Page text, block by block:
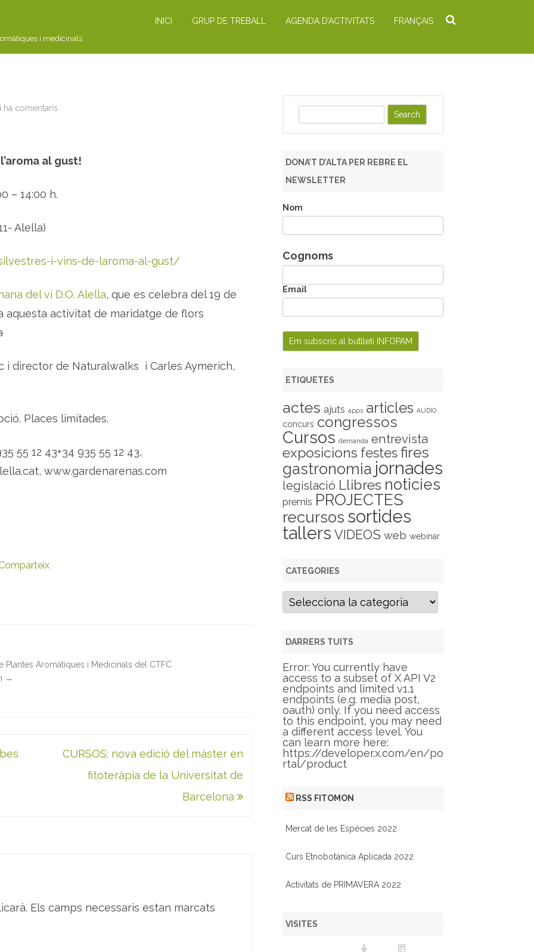
i medicinals
INICI GRUP DE TREBALL AGENDA D’ACTIVITATS FRANÇAIS
ha comentaris
al gust!
– 14:00 h.
Alella)
i-vins-de-laroma-al-gust/
del vi D.O. Alella, que es celebra del 19 de
aquesta activitat de maridatge de flors
i director de Naturalwalks i Carles Aymerich,
Places limitades.
55 12 43+34 935 55 12 43,
www.gardenarenas.com
Plantes Aromàtiques i Medicinals del CTFC
→
CURSOS: nova edició del màster en
fitoteràpia de la Universitat de
Barcelona
Els camps necessaris estan marcats
h
DONA’T D’ALTA PER REBRE EL
NEWSLETTER
Nom
Cognoms
Email
ETIQUETES
actes ajuts apps articles AUDIO
concurs congressos
Cursos demanda entrevista
exposicions festes fires
gastronomia jornades
legislació Llibres noticies
premis PROJECTES
recursos sortides
tallers VIDEOS web webinar
CATEGORIES
C
g
r
i
e
s
DARRERS TUITS
Error: You currently have
access to a subset of X API V2
endpoints and limited v1.1
endpoints (e.g. media post,
oauth) only. If you need access
to this endpoint, you may need
a different access level. You
can learn more here:
https://developer.x.com/en/po
rtal/product
RSS FITOMON
Mercat de les Espècies 2022
Curs Etnobotánica Aplicada 2022
Activitats de PRIMAVERA 2022
VISITES